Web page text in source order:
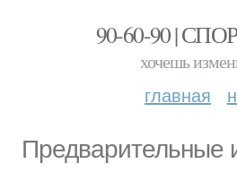
90-60-90 |
хочешь
главная
Предварительные